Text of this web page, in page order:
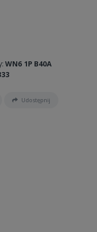
WN6 1P B40A
Udostępnij